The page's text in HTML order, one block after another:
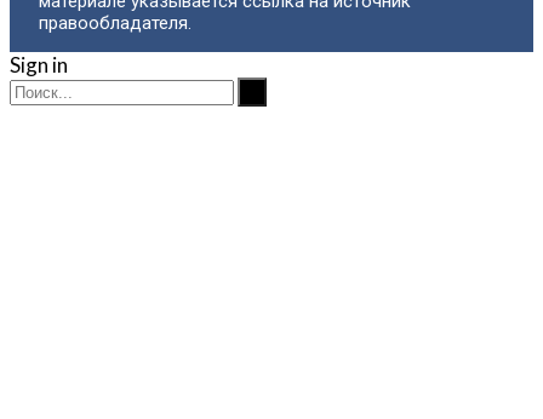
правообладателя.
Sign in